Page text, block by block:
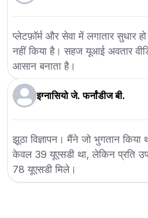
प्लेटफ़ॉर्म और सेवा में लगातार सुधार
नहीं किया है। सहज यूआई अवतार
आसान बनाता है।
इग्नासियो जे. फर्नांडीज बी.
झूठा विज्ञापन। मैंने जो भुगतान किया
केवल 39 यूएसडी था, लेकिन प्रति
78 यूएसडी मिले।